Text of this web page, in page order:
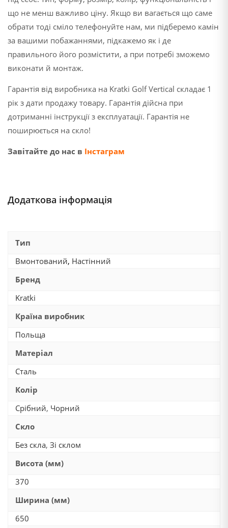
що не менш важливо ціну. Якщо ви вагається що саме
обрати тоді сміло телефонуйте нам, ми підберемо камін
за вашими побажаннями, підкажемо як і де
правильного його розмістити, а при потребі зможемо
виконати й монтаж.
Гарантія від виробника на Kratki Golf Vertical складає 1
рік з дати продажу товару. Гарантія дійсна при
дотриманні інструкції з експлуатації. Гарантія не
поширюється на скло!
Завітайте до нас в Інстаграм
Додаткова інформація
Тип
Вмонтований, Настінний
Бренд
Kratki
Країна виробник
Польща
Матеріал
Сталь
Колір
Срібний, Чорний
Скло
Без скла, Зі склом
Висота (мм)
370
Ширина (мм)
650